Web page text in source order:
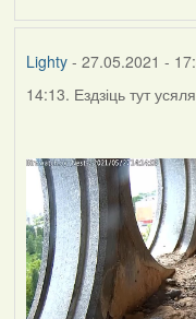
Lighty- 27.05.2021 -
14:13. Ездзіць тут